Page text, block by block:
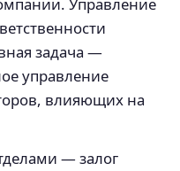
Управление
задача —
управление
влияющих на
— залог